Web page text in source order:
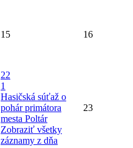
15 16
22
1
Hasičská súťaž o
pohár primátora
mesta Poltár
Zobraziť všetky
záznamy z dňa
23